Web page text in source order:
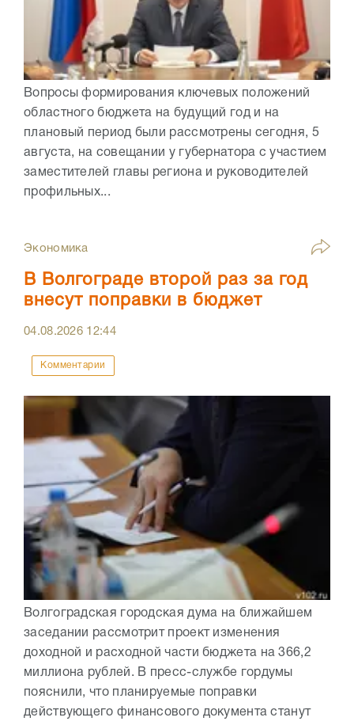
Вопросы формирования ключевых положений
областного бюджета на будущий год и на
плановый период были рассмотрены сегодня, 5
августа, на совещании у губернатора с участием
заместителей главы региона и руководителей
профильных...
Экономика
В Волгограде второй раз за год
внесут поправки в бюджет
04.08.2026 12:44
Комментарии
Волгоградская городская дума на ближайшем
заседании рассмотрит проект изменения
доходной и расходной части бюджета на 366,2
миллиона рублей. В пресс-службе гордумы
пояснили, что планируемые поправки
действующего финансового документа станут